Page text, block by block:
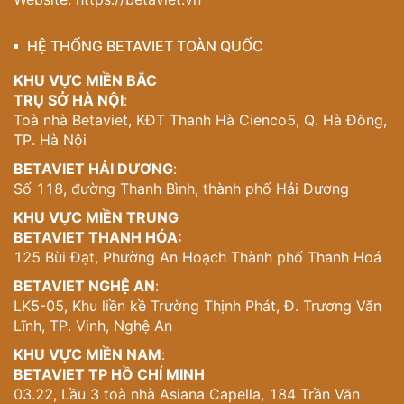
HỆ THỐNG BETAVIET TOÀN QUỐC
KHU VỰC MIỀN BẮC
TRỤ SỞ HÀ NỘI:
Toà nhà Betaviet, KĐT Thanh Hà Cienco5, Q. Hà Đông,
TP. Hà Nội
BETAVIET HẢI DƯƠNG:
Số 118, đường Thanh Bình, thành phố Hải Dương
KHU VỰC MIỀN TRUNG
BETAVIET THANH HÓA:
125 Bùi Đạt, Phường An Hoạch Thành phố Thanh Hoá
BETAVIET NGHỆ AN:
LK5-05, Khu liền kề Trường Thịnh Phát, Đ. Trương Văn
Lĩnh, TP. Vinh, Nghệ An
KHU VỰC MIỀN NAM:
BETAVIET TP HỒ CHÍ MINH
03.22, Lầu 3 toà nhà Asiana Capella, 184 Trần Văn